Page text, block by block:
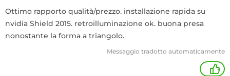
Ottimo rapporto qualità/prezzo. installazione rapida su
nvidia Shield 2015. retroilluminazione ok. buona presa
nonostante la forma a triangolo.
Messaggio tradotto automaticamente
+